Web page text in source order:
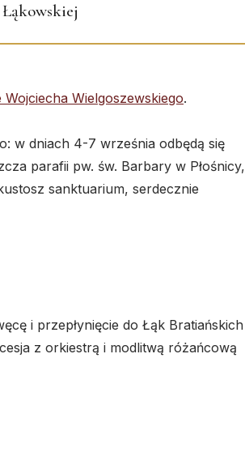
Wielgoszewskiego.
w dniach 4-7 września odbędą się
parafii pw. św. Barbary w Płośnicy,
sanktuarium, serdecznie
i przepłynięcie do Łąk Bratiańskich
z orkiestrą i modlitwą różańcową